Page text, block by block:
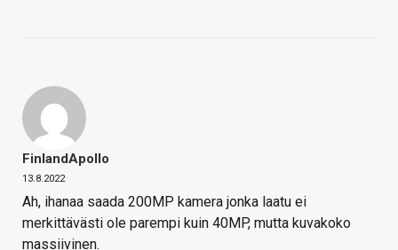
FinlandApollo
13.8.2022
Ah, ihanaa saada 200MP kamera jonka laatu ei
merkittävästi ole parempi kuin 40MP, mutta kuvakoko
massiivinen.